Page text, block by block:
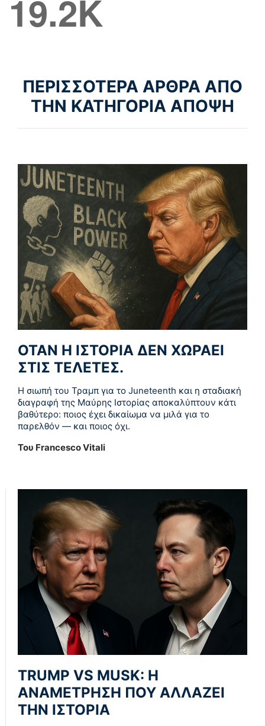
19.2K
ΠΕΡΙΣΣΟΤΕΡΑ ΑΡΘΡΑ ΑΠΟ
ΤΗΝ ΚΑΤΗΓΟΡΙΑ ΑΠΟΨΗ
ΌΤΑΝ Η ΙΣΤΟΡΊΑ ΔΕΝ ΧΩΡΆΕΙ
ΣΤΙΣ ΤΕΛΕΤΈΣ.
Η σιωπή του Τραμπ για το Juneteenth και η σταδιακή
διαγραφή της Μαύρης Ιστορίας αποκαλύπτουν κάτι
βαθύτερο: ποιος έχει δικαίωμα να μιλά για το
παρελθόν — και ποιος όχι.
Του Francesco Vitali
TRUMP VS MUSK: Η
ΑΝΑΜΈΤΡΗΣΗ ΠΟΥ ΑΛΛΆΖΕΙ
ΤΗΝ ΙΣΤΟΡΊΑ